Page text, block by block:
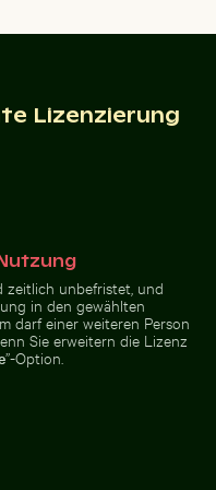
mit Balkonen
in
Glasfassade
in Kauai der West Bay
der West Bay
Fernsehturm bei
Lizenzierung
zeitlich unbefristet, und
in den gewählten
darf einer weiteren Person
Sie erweitern die Lizenz
”-Option.